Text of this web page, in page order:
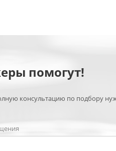
помогут!
консультацию по подбору